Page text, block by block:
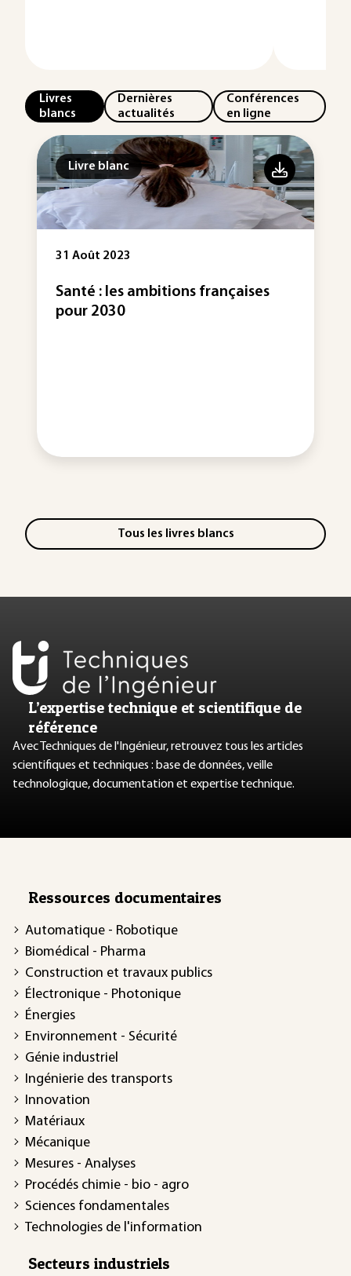
Livres
blancs
Dernières
actualités
Conférences
en ligne
Livre blanc
31 Août 2023
Santé : les ambitions françaises
pour 2030
Tous les livres blancs
L’expertise technique et scientifique de
référence
Avec Techniques de l'Ingénieur, retrouvez tous les articles
scientifiques et techniques : base de données, veille
technologique, documentation et expertise technique.
Ressources documentaires
Automatique - Robotique
Biomédical - Pharma
Construction et travaux publics
Électronique - Photonique
Énergies
Environnement - Sécurité
Génie industriel
Ingénierie des transports
Innovation
Matériaux
Mécanique
Mesures - Analyses
Procédés chimie - bio - agro
Sciences fondamentales
Technologies de l'information
Secteurs industriels